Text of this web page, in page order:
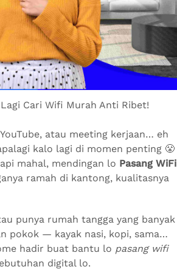
Cari Wifi Murah Anti Ribet!
atau meeting kerjaan… eh
kalo lagi di momen penting 😤
mahal, mendingan lo Pasang WiFi
ramah di kantong, kualitasnya
punya rumah tangga yang banyak
pokok — kayak nasi, kopi, sama…
hadir buat bantu lo pasang wifi
digital lo.